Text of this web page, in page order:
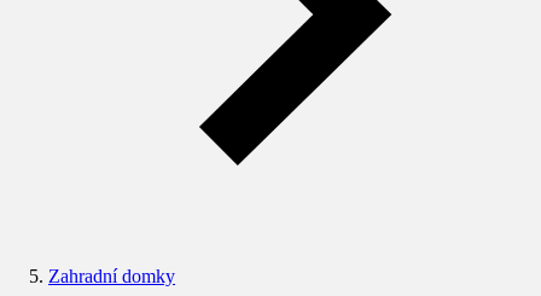
Zahradní domky